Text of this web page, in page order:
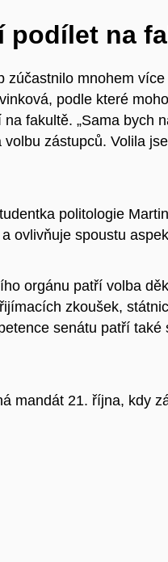
podílet na
zúčastnilo mnohem
podle které
fakultě. „Sama bych
zástupců. Volila
politologie
ovlivňuje spoustu
orgánu patří volba
zkoušek,
senátu patří
mandát 21. října, kdy